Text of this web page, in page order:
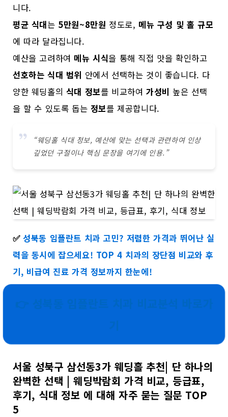
니다.
평균 식대는 5만원~8만원 정도로, 메뉴 구성 및 홀 규모
에 따라 달라집니다.
예산을 고려하여 메뉴 시식을 통해 직접 맛을 확인하고
선호하는 식대 범위 안에서 선택하는 것이 좋습니다. 다
양한 웨딩홀의 식대 정보를 비교하여가성비 높은 선택
을 할 수 있도록 돕는 정보를 제공합니다.
“웨딩홀 식대 정보, 예산에 맞는 선택과 관련하여 인상
깊었던 구절이나 핵심 문장을 여기에 인용.”
✅성북동 임플란트 치과 고민? 저렴한 가격과 뛰어난 실
력을 동시에 잡으세요! TOP 4 치과의 장단점 비교와 후
기, 비급여 진료 가격 정보까지 한눈에!
서울 성북구 삼선동3가 웨딩홀 추천| 단 하나의
완벽한 선택 | 웨딩박람회 가격 비교, 등급표,
후기, 식대 정보 에 대해 자주 묻는 질문 TOP
5